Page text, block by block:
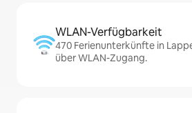
WLAN-Verfügbarkeit
470 Ferienunterkünfte in
über WLAN-Zugang.